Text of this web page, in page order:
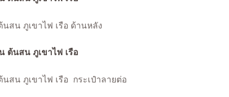
สน ภูเขาไฟ เรือ ด้านหลัง
สน ภูเขาไฟ เรือ กระเป๋าลายต่อ